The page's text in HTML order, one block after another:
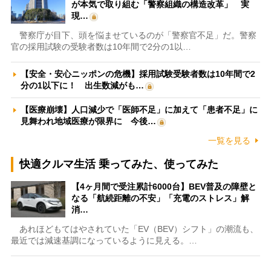
が本気で取り組む「警察組織の構造改革」 実
現…
警察庁が目下、頭を悩ませているのが「警察官不足」だ。警察
官の採用試験の受験者数は10年間で2分の1以…
【安全・安心ニッポンの危機】採用試験受験者数は10年間で2
分の1以下に！ 出生数減がも…
【医療崩壊】人口減少で「医師不足」に加えて「患者不足」に
見舞われ地域医療が限界に 今後…
一覧を見る
快適クルマ生活 乗ってみた、使ってみた
【4ヶ月間で受注累計6000台】BEV普及の障壁と
なる「航続距離の不安」「充電のストレス」解
消…
あれほどもてはやされていた「EV（BEV）シフト」の潮流も、
最近では減速基調になっているように見える。…